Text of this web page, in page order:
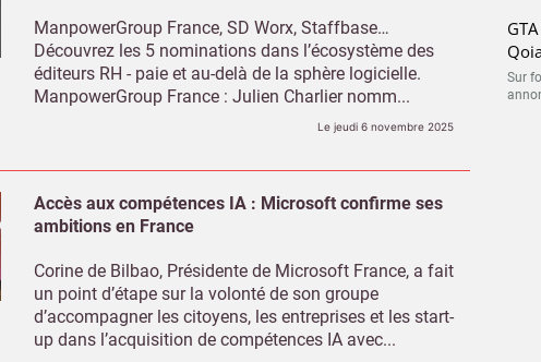
ManpowerGroup France, SD Worx, Staffbase…
Découvrez les 5 nominations dans l’écosystème des
éditeurs RH - paie et au-delà de la sphère logicielle.
ManpowerGroup France : Julien Charlier nomm...
Le jeudi 6 novembre 2025
Accès aux compétences IA : Microsoft confirme ses
ambitions en France
Corine de Bilbao, Présidente de Microsoft France, a fait
un point d’étape sur la volonté de son groupe
d’accompagner les citoyens, les entreprises et les start-
up dans l’acquisition de compétences IA avec...
Sur